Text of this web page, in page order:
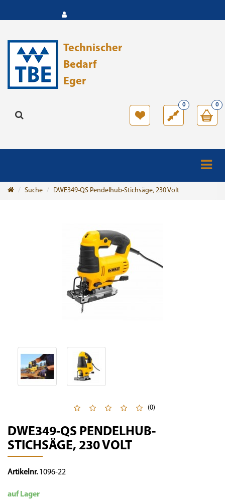
Technischer
Bedarf
Eger
0
0
Suche DWE349-QS Pendelhub-Stichsäge, 230 Volt
(0)
DWE349-QS PENDELHUB-
STICHSÄGE, 230 VOLT
Artikelnr.1096-22
auf Lager